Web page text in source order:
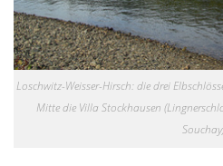
Loschwitz-Weisser-Hirsch: die drei
Mitte die Villa Stockhausen